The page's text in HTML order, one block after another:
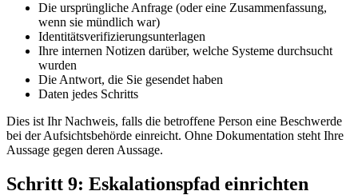
Die ursprüngliche Anfrage (oder eine Zusammenfassung,
wenn sie mündlich war)
Identitätsverifizierungsunterlagen
Ihre internen Notizen darüber, welche Systeme durchsucht
wurden
Die Antwort, die Sie gesendet haben
Daten jedes Schritts
Dies ist Ihr Nachweis, falls die betroffene Person eine Beschwerde
bei der Aufsichtsbehörde einreicht. Ohne Dokumentation steht Ihre
Aussage gegen deren Aussage.
Schritt 9: Eskalationspfad einrichten